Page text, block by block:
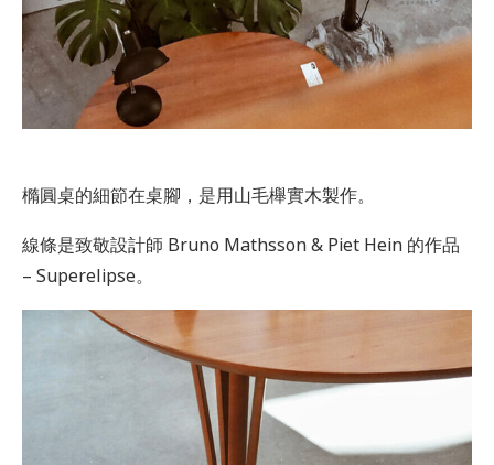
橢圓桌的細節在桌腳，是用山毛櫸實木製作。
線條是致敬設計師 Bruno Mathsson & Piet Hein 的作品
– Superelipse。